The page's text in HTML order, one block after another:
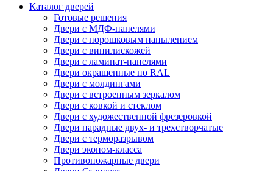
Каталог дверей
Готовые решения
Двери с МДФ-панелями
Двери с порошковым напылением
Двери с винилискожей
Двери с ламинат-панелями
Двери окрашенные по RAL
Двери с молдингами
Двери с встроенным зеркалом
Двери с ковкой и стеклом
Двери с художественной фрезеровкой
Двери парадные двух- и трехстворчатые
Двери с терморазрывом
Двери эконом-класса
Противопожарные двери